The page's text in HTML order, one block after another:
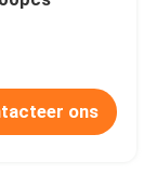
ons